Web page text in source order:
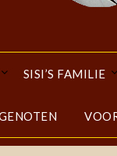
SISI’S FAMILIE